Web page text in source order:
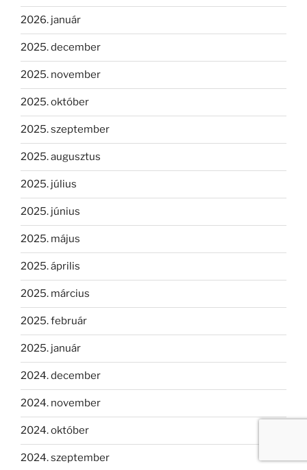
2026. január
2025. december
2025. november
2025. október
2025. szeptember
2025. augusztus
2025. július
2025. június
2025. május
2025. április
2025. március
2025. február
2025. január
2024. december
2024. november
2024. október
2024. szeptember